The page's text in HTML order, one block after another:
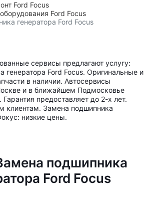
Ford Focus
Ford Focus
генератора Ford Focus
сервисы предлагают услугу:
генератора Ford Focus. Оригинальные и
в наличии. Автосервисы
и в ближайшем Подмосковье
предоставляет до 2-х лет.
клиентам. Замена подшипника
низкие цены.
подшипника
Ford Focus